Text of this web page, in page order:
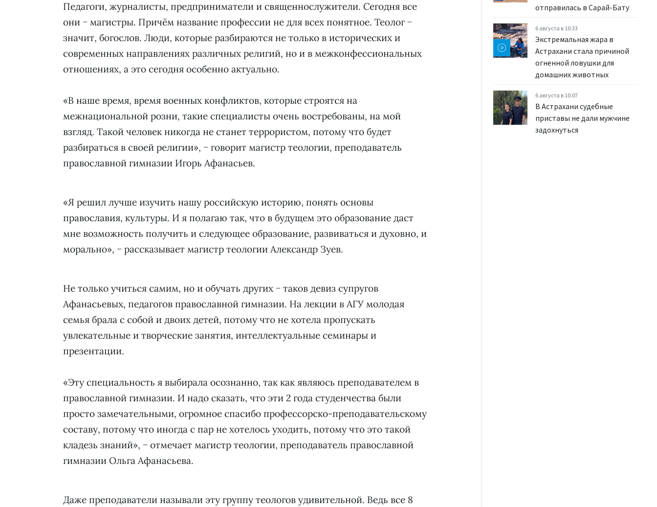
Педагоги, журналисты, предприниматели и священнослужители. Сегодня все
они − магистры. Причём название профессии не для всех понятное. Теолог −
значит, богослов. Люди, которые разбираются не только в исторических и
современных направлениях различных религий, но и в межконфессиональных
отношениях, а это сегодня особенно актуально.
«В наше время, время военных конфликтов, которые строятся на
межнациональной розни, такие специалисты очень востребованы, на мой
взгляд. Такой человек никогда не станет террористом, потому что будет
разбираться в своей религии», − говорит магистр теологии, преподаватель
православной гимназии Игорь Афанасьев.
«Я решил лучше изучить нашу российскую историю, понять основы
православия, культуры. И я полагаю так, что в будущем это образование даст
мне возможность получить и следующее образование, развиваться и духовно, и
морально», − рассказывает магистр теологии Александр Зуев.
Не только учиться самим, но и обучать других − таков девиз супругов
Афанасьевых, педагогов православной гимназии. На лекции в АГУ молодая
семья брала с собой и двоих детей, потому что не хотела пропускать
увлекательные и творческие занятия, интеллектуальные семинары и
презентации.
«Эту специальность я выбирала осознанно, так как являюсь преподавателем в
православной гимназии. И надо сказать, что эти 2 года студенчества были
просто замечательными, огромное спасибо профессорско-преподавательскому
составу, потому что иногда с пар не хотелось уходить, потому что это такой
кладезь знаний», − отмечает магистр теологии, преподаватель православной
гимназии Ольга Афанасьева.
Даже преподаватели называли эту группу теологов удивительной. Ведь все 8
отправилась в Сарай-Бату
6 августа в 10:33
Экстремальная жара в
Астрахани стала причиной
огненной ловушки для
домашних животных
6 августа в 10:07
В Астрахани судебные
приставы не дали мужчине
задохнуться